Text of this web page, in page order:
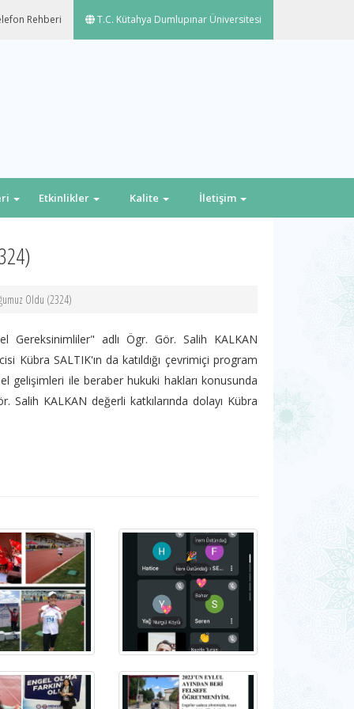
Rehberi T.C. Kütahya Dumlupınar Üniversitesi
Etkinlikler Kalite İletişim
Oldu (2324)
Gereksinimliler" adlı Ögr. Gör. Salih KALKAN
Kübra SALTIK'ın da katıldığı çevrimiçi program
gelişimleri ile beraber hukuki hakları konusunda
KALKAN değerli katkılarında dolayı Kübra